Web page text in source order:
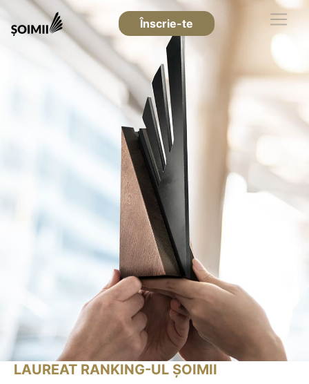
Înscrie-te
LAUREAT RANKING-UL ȘOIMII